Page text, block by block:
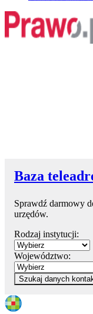
Baza
Sprawdź darmowy
urzędów.
Rodzaj instytucji:
Województwo:
Szukaj danych